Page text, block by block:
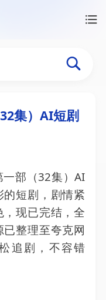
一部（32
集）AI短剧
一部（32集）AI
短剧，剧情紧
现已完结，全
整理至夸克网
追剧，不容错